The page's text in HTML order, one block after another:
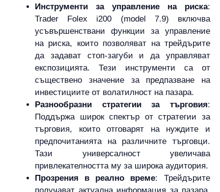
Инструменти за управление на риска:
Trader Folex i200 (model 7.9) включва
усъвършенствани функции за управление
на риска, които позволяват на трейдърите
да задават стоп-загуби и да управляват
експозицията. Тези инструменти са от
съществено значение за предпазване на
инвестициите от волатилност на пазара.
Разнообразни стратегии за търговия:
Поддържа широк спектър от стратегии за
търговия, които отговарят на нуждите и
предпочитанията на различните търговци.
Тази универсалност увеличава
привлекателността му за широка аудитория.
Прозрения в реално време: Трейдърите